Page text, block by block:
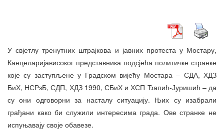
У свјетлу тренутних штрајкова и јавних протеста у Мостару,
Канцеларијависоког представника подсјећа политичке странке
које су заступљене у Градском вијећу Мостара – СДА, ХДЗ
БиХ, НСРзБ, СДП, ХДЗ 1990, СБиХ и ХСП Ђапић-Јуришић – да
су они одговорни за насталу ситуацију. Њих су изабрали
грађани како би служили интересима града. Ове странке не
испуњавају своје обавезе.